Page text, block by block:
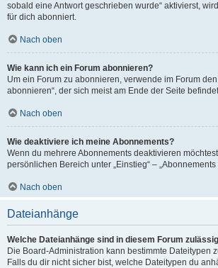
sobald eine Antwort geschrieben wurde“ aktivierst,
für dich abonniert.
Nach oben
Wie kann ich ein Forum abonnieren?
Um ein Forum zu abonnieren, verwende im Forum
abonnieren“, der sich meist am Ende der Seite
Nach oben
Wie deaktiviere ich meine Abonnements?
Wenn du mehrere Abonnements deaktivieren
persönlichen Bereich unter „Einstieg“ –
Nach oben
Dateianhänge
Welche Dateianhänge sind in diesem Forum
Die Board-Administration kann bestimmte Dateitypen
Falls du dir nicht sicher bist, welche Dateitypen du